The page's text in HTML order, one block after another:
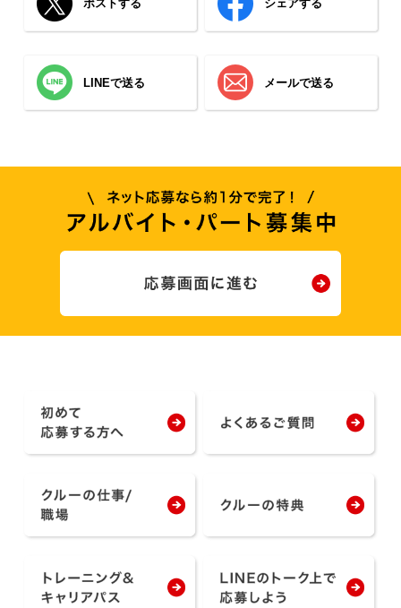
ポストする シェアする
LINEで送る メールで送る